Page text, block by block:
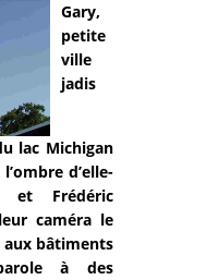
Gary,
petite
ville
jadis
lac Michigan
d’elle-
et Frédéric
caméra le
aux bâtiments
à des